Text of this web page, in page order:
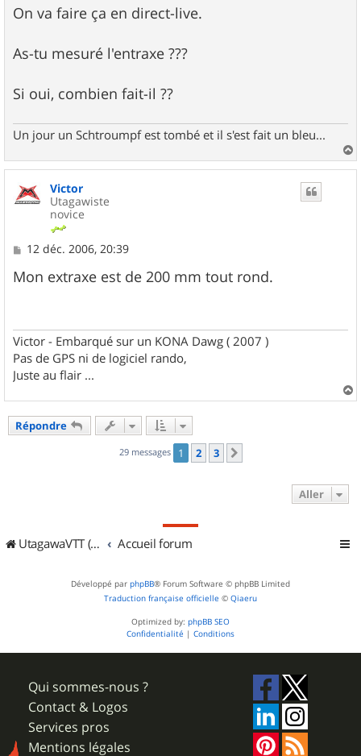
s
s
g
e
On va faire ça en direct-live.
As-tu mesuré l'entraxe ???
Si oui, combien fait-il ??
Un jour un Schtroumpf est tombé et il s'est fait un bleu...
a
Victor
Utagawiste
novice
M
s
s
12 déc. 2006, 20:39
Mon extraxe est de 200 mm tout rond.
Victor - Embarqué sur un KONA Dawg ( 2007 )
Pas de GPS ni de logiciel rando,
Juste au flair ...
a
Répondre
29 messages 1 2 3
Aller
UtagawaVTT (Randos VTT et VTTAE avec traces GPS) Accueil forum
Développé par phpBB® Forum Software © phpBB Limited
Traduction française officielle © Qiaeru
Optimized by: phpBB SEO
Confidentialité | Conditions
Qui sommes-nous ?
Contact & Logos
Services pros
Mentions légales